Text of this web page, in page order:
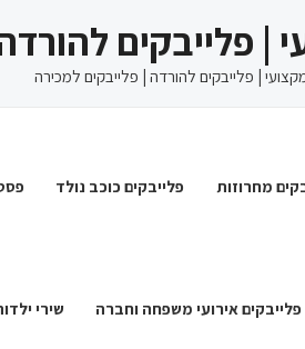
| פלייבקים
| פלייבקים להורדה | פלייבקים למכירה
מחרוזות פלייבקים כוכב נולד
פלייבקים אירועי משפחה וחברה שירי